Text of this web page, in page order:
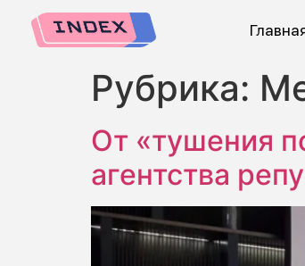
Рубрика:
От «тушения
агентства